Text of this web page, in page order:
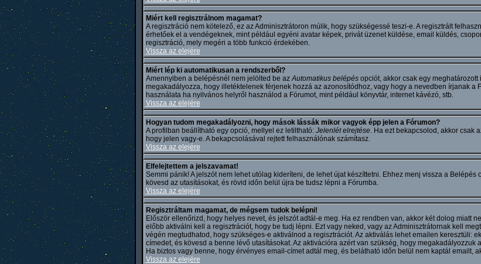
Miért kell regisztrálnom magamat?
A regisztráció nem kötelező, ez az Adminisztrátoron múlik, hogy szükségessé teszi-e. A regisztrált
érhetőek el a vendégeknek, mint például egyéni avatar képek, privát üzenet küldése, email küldés,
regisztráció, mely megéri a több funkció érdekében.
Vissza az elejére
Miért lép ki automatikusan a rendszerből?
Amennyiben a belépésnél nem jelölted be azAutomatikus belépésopciót, akkor csak egy meghatározott
megakadályozza, hogy illetéktelenek férjenek hozzá az azonosítódhoz, vagy hogy a nevedben írjanak a
használata ha nyilvános helyről használod a Fórumot, mint például könyvtár, internet kávézó, stb.
Vissza az elejére
Hogyan tudom megakadályozni, hogy mások lássák mikor vagyok épp jelen a Fórumon?
A profilban beállítható egy opció, mellyel ez letiltható: Jelenlét elrejtése. Ha ezt bekapcsolod, akkor csak
hogy jelen vagy-e. A bekapcsolásával rejtett felhasználónak számítasz.
Vissza az elejére
Elfelejtettem a jelszavamat!
Semmi pánik! A jelszót nem lehet utólag kideríteni, de lehet újat készíttetni. Ehhez menj vissza a Belépés
kövesd az utasításokat, és rövid időn belül újra be tudsz lépni a Fórumba.
Vissza az elejére
Regisztráltam magamat, de mégsem tudok belépni!
Először ellenőrizd, hogy helyes nevet, és jelszót adtál-e meg. Ha ez rendben van, akkor két dolog miatt
előbb aktiválni kell a regisztrációt, hogy be tudj lépni. Ezt vagy neked, vagy az Adminisztrátornak kell
végén megtudhatod, hogy szükséges-e aktiválnod a regisztrációt. Az aktiválás lehet emailen keresztüli:
címedet, és kövesd a benne lévő utasításokat. Az aktivációra azért van szükség, hogy
Ha biztos vagy benne, hogy érvényes email-címet adtál meg, és belátható időn belül nem kaptál emailt,
Vissza az elejére